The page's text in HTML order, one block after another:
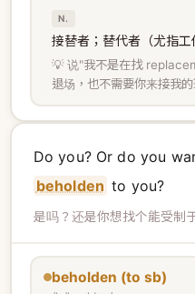
N.
接替者；替代者（尤指工
💡 说"我不是在找
退场，也不需要你来接我的
Do you? Or do you
beholden to you?
是吗？还是你想找个能受制
beholden (to sb)